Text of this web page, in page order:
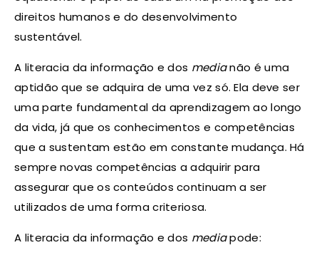
direitos humanos e do desenvolvimento
sustentável.
A literacia da informação e dos medianão é uma
aptidão que se adquira de uma vez só. Ela deve ser
uma parte fundamental da aprendizagem ao longo
da vida, já que os conhecimentos e competências
que a sustentam estão em constante mudança. Há
sempre novas competências a adquirir para
assegurar que os conteúdos continuam a ser
utilizados de uma forma criteriosa.
A literacia da informação e dos mediapode: